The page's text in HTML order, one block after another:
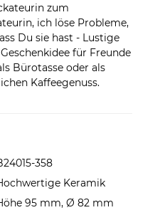
zum
ich löse Probleme,
Du sie hast - Lustige
für Freunde
Bürotasse oder als
Kaffeegenuss.
358
Keramik
95 mm, Ø 82 mm